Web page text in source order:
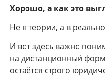
Хорошо, а как это
Не в теории, а в
И вот здесь важно
на дистанционный
остаётся строго